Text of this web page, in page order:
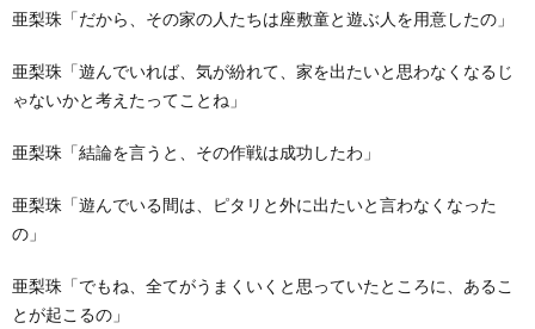
亜梨珠「だから、その家の人たちは座敷童と遊ぶ人を用意したの」
亜梨珠「遊んでいれば、気が紛れて、家を出たいと思わなくなるじ
ゃないかと考えたってことね」
亜梨珠「結論を言うと、その作戦は成功したわ」
亜梨珠「遊んでいる間は、ピタリと外に出たいと言わなくなった
の」
亜梨珠「でもね、全てがうまくいくと思っていたところに、あるこ
とが起こるの」